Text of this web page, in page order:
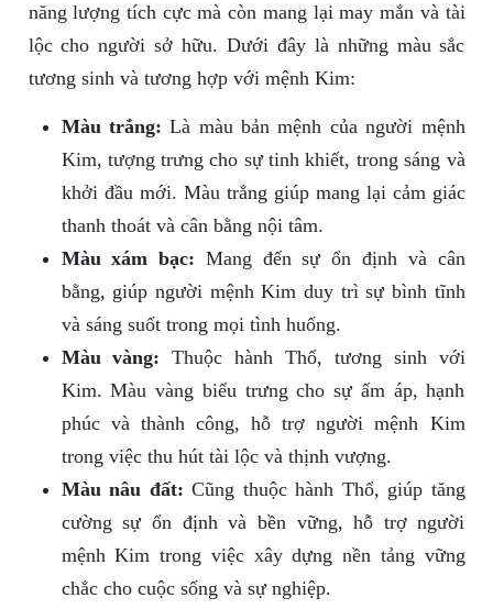
năng lượng tích cực mà còn mang lại may mắn và tài
lộc cho người sở hữu. Dưới đây là những màu sắc
tương sinh và tương hợp với mệnh Kim:
Màu trắng: Là màu bản mệnh của người mệnh
Kim, tượng trưng cho sự tinh khiết, trong sáng và
khởi đầu mới. Màu trắng giúp mang lại cảm giác
thanh thoát và cân bằng nội tâm.
Màu xám bạc: Mang đến sự ổn định và cân
bằng, giúp người mệnh Kim duy trì sự bình tĩnh
và sáng suốt trong mọi tình huống.
Màu vàng: Thuộc hành Thổ, tương sinh với
Kim. Màu vàng biểu trưng cho sự ấm áp, hạnh
phúc và thành công, hỗ trợ người mệnh Kim
trong việc thu hút tài lộc và thịnh vượng.
Màu nâu đất: Cũng thuộc hành Thổ, giúp tăng
cường sự ổn định và bền vững, hỗ trợ người
mệnh Kim trong việc xây dựng nền tảng vững
chắc cho cuộc sống và sự nghiệp.